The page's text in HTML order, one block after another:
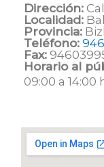
Dirección:
Localidad:
Provincia:
Teléfono:
Fax:
Horario al
09:00 a 14:00